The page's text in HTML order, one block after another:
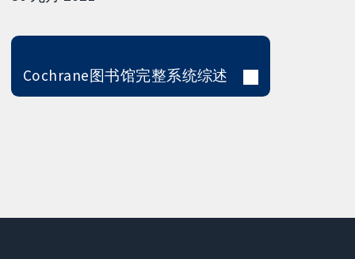
Cochrane图书馆完整系统综述